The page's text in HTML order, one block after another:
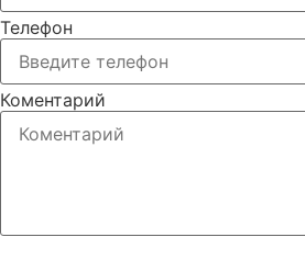
Телефон
Коментарий